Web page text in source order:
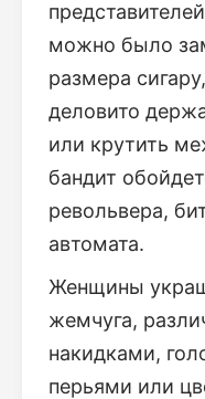
можно было
размера
деловито
или крутить
бандит
револьвера,
автомата.
Женщины
жемчуга,
накидками,
перьями или